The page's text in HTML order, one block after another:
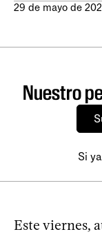
29 de mayo de
Nuestro
Si
Este viernes,